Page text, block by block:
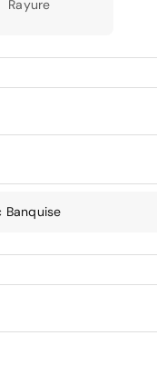
Rayure
Banquise